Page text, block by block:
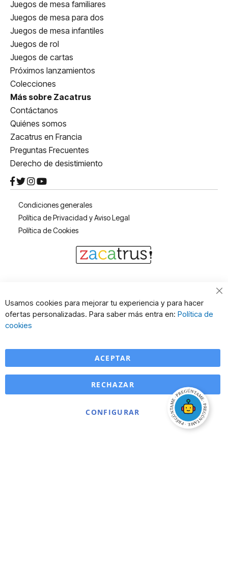
Juegos de mesa familiares
Juegos de mesa para dos
Juegos de mesa infantiles
Juegos de rol
Juegos de cartas
Próximos lanzamientos
Colecciones
Más sobre Zacatrus
Contáctanos
Quiénes somos
Zacatrus en Francia
Preguntas Frecuentes
Derecho de desistimiento
Condiciones generales
Política de Privacidad y Aviso Legal
Política de Cookies
Usamos cookies para mejorar tu experiencia y para hacer
ofertas personalizadas. Para saber más entra en: Política de
cookies
ACEPTAR
CONFIGURAR
RECHAZAR